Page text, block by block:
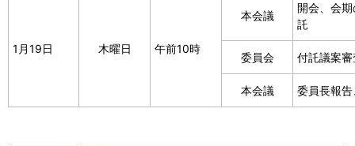
1月19日 木曜日 午前10時
本会議
開会、会
託
委員会 付託議案審
本会議 委員長報